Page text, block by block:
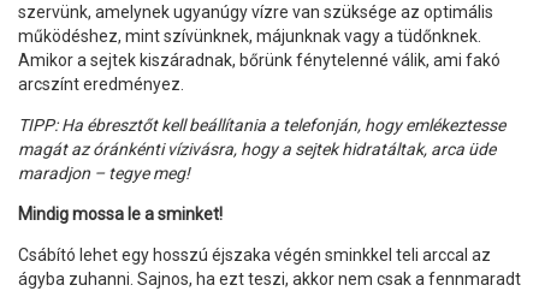
szervünk, amelynek ugyanúgy vízre van szüksége az optimális
működéshez, mint szívünknek, májunknak vagy a tüdőnknek.
Amikor a sejtek kiszáradnak, bőrünk fénytelenné válik, ami fakó
arcszínt eredményez.
TIPP: Ha ébresztőt kell beállítania a telefonján, hogy emlékeztesse
magát az óránkénti vízivásra, hogy a sejtek hidratáltak, arca üde
maradjon – tegye meg!
Mindig mossa le a sminket!
Csábító lehet egy hosszú éjszaka végén sminkkel teli arccal az
ágyba zuhanni. Sajnos, ha ezt teszi, akkor nem csak a fennmaradt